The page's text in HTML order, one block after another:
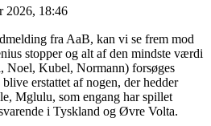
2026, 18:46
fra AaB, kan vi se frem mod
stopper og alt af den mindste værdi
Noel, Kubel, Normann) forsøges
erstattet af nogen, der hedder
Mglulu, som engang har spillet
i Tyskland og Øvre Volta.